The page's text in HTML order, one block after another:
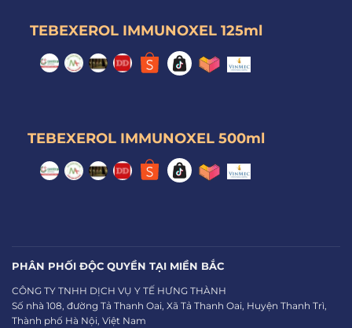
TEBEXEROL IMMUNOXEL 125ml
TEBEXEROL IMMUNOXEL 500ml
PHÂN PHỐI ĐỘC QUYỀN TẠI MIỀN BẮC
CÔNG TY TNHH DỊCH VỤ Y TẾ HƯNG THÀNH
Số nhà 108, đường Tả Thanh Oai, Xã Tả Thanh Oai, Huyện Thanh Trì,
Thành phố Hà Nội, Việt Nam